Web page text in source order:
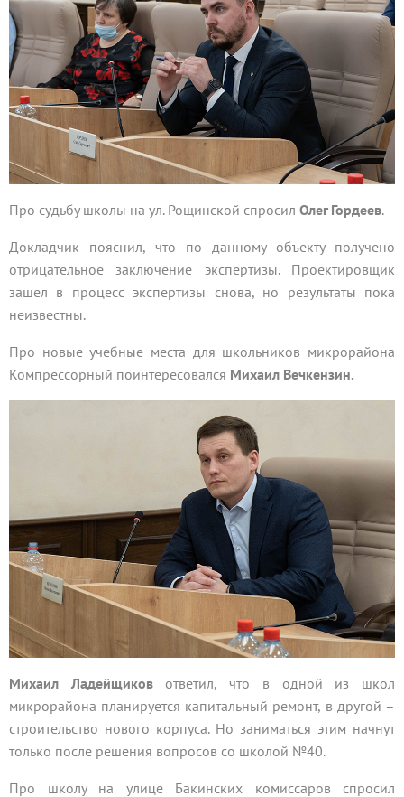
Про судьбу школы на ул. Рощинской спросил Олег Гордеев.
Докладчик пояснил, что по данному объекту получено
отрицательное заключение экспертизы. Проектировщик
зашел в процесс экспертизы снова, но результаты пока
неизвестны.
Про новые учебные места для школьников микрорайона
Компрессорный поинтересовался Михаил Вечкензин.
Михаил Ладейщиков ответил, что в одной из школ
микрорайона планируется капитальный ремонт, в другой –
строительство нового корпуса. Но заниматься этим начнут
только после решения вопросов со школой №40.
Про школу на улице Бакинских комиссаров спросил